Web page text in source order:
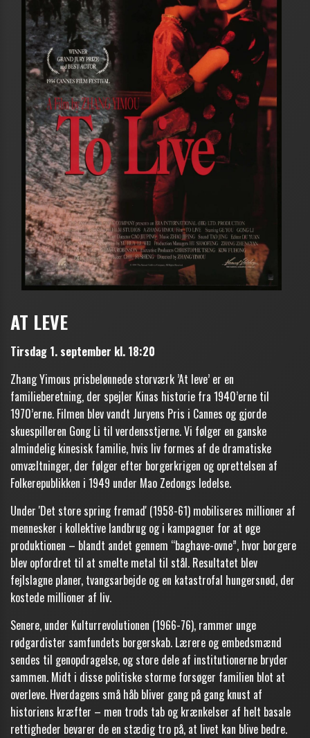
AT LEVE
Tirsdag 1. september kl. 18:20
Zhang Yimous prisbelønnede storværk ’At leve’ er en
familieberetning, der spejler Kinas historie fra 1940’erne til
1970’erne. Filmen blev vandt Juryens Pris i Cannes og gjorde
skuespilleren Gong Li til verdensstjerne. Vi følger en ganske
almindelig kinesisk familie, hvis liv formes af de dramatiske
omvæltninger, der følger efter borgerkrigen og oprettelsen af
Folkerepublikken i 1949 under Mao Zedongs ledelse.
Under 'Det store spring fremad' (1958-61) mobiliseres millioner af
mennesker i kollektive landbrug og i kampagner for at øge
produktionen – blandt andet gennem “baghave-ovne”, hvor borgere
blev opfordret til at smelte metal til stål. Resultatet blev
fejlslagne planer, tvangsarbejde og en katastrofal hungersnød, der
kostede millioner af liv.
Senere, under Kulturrevolutionen (1966-76), rammer unge
rødgardister samfundets borgerskab. Lærere og embedsmænd
sendes til genopdragelse, og store dele af institutionerne bryder
sammen. Midt i disse politiske storme forsøger familien blot at
overleve. Hverdagens små håb bliver gang på gang knust af
historiens kræfter – men trods tab og krænkelser af helt basale
rettigheder bevarer de en stædig tro på, at livet kan blive bedre.